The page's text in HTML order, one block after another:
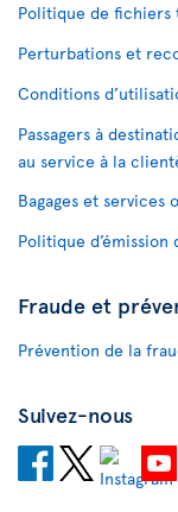
Politique de fichiers
Perturbations et
Conditions
Passagers à
au service à la
Bagages et services
Politique d’émission
Fraude et
Prévention de la
Suivez-nous